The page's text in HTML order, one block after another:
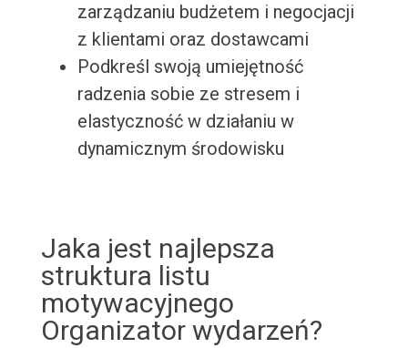
zarządzaniu budżetem i negocjacji
z klientami oraz dostawcami
Podkreśl swoją umiejętność
radzenia sobie ze stresem i
elastyczność w działaniu w
dynamicznym środowisku
Jaka jest najlepsza
struktura listu
motywacyjnego
Organizator wydarzeń?